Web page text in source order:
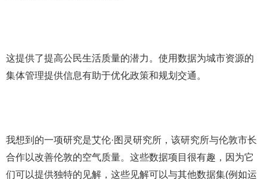
这提供了提高公民生活质量的潜力。使用数据为城市资源的
集体管理提供信息有助于优化政策和规划交通。
我想到的一项研究是艾伦·图灵研究所，该研究所与伦敦市长
合作以改善伦敦的空气质量。这些数据项目很有趣，因为它
们可以提供独特的见解，这些见解可以与其他数据集(例如运